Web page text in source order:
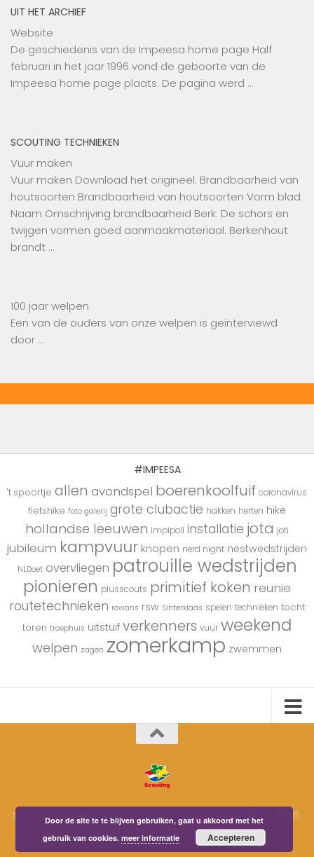
UIT HET ARCHIEF
Website
De geschiedenis van de Impeesa home page Half
februari in het jaar 1996 vond de geboorte van de
Impeesa home page plaats. De pagina werd …
SCOUTING TECHNIEKEN
Vuur maken
Vuur maken Download het origineel: Brandbaarheid van
houtsoorten Brandbaarheid van houtsoorten Vorm blad
Naam Omschrijving brandbaarheid Berk: De schors en
twijgen vormen goed aanmaakmateriaal. Berkenhout
brandt …
100 jaar welpen
Een van de ouders van onze welpen is geïnterviewd
door …
#IMPEESA
't spoortje allen avondspel boerenkoolfuif coronavirus
fietshike foto galerij grote clubactie hakken herten hike
hollandse leeuwen impipoll installatie jota joti
jubileum kampvuur knopen nerd night nestwedstrijden
NLDoet overvliegen patrouille wedstrijden
pionieren plusscouts primitief koken reunie
routetechnieken rowans rsw Sinterklaas spelen technieken tocht
toren troephuis uitstuif verkenners vuur weekend
welpen zagen zomerkamp zwemmen
Scouting Impeesa (Amersfoort/Leusden) © 1996 - 2026.
Alle rechten voorbehouden.
Door de site te te blijven gebruiken, gaat u akkoord met het
gebruik van cookies.meer informatie Accepteren